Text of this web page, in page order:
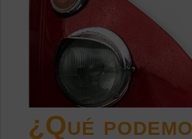
¿Qué